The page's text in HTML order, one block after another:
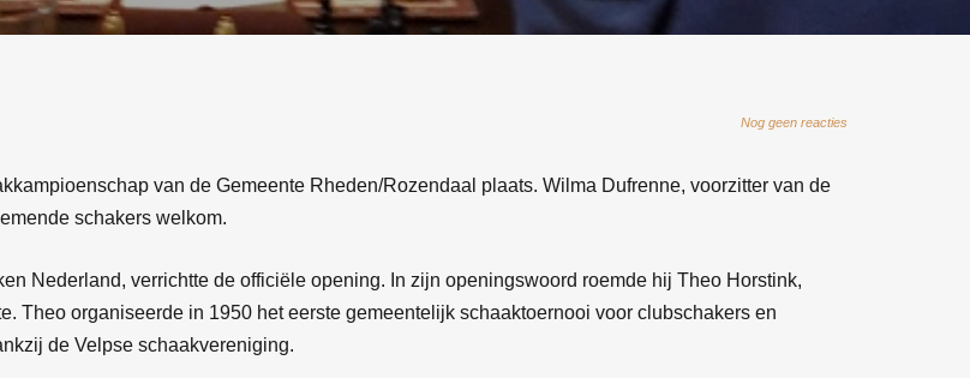
Nog geen reacties
van de Gemeente Rheden/Rozendaal plaats. Wilma Dufrenne, voorzitter van de
schakers welkom.
Nederland, verrichtte de officiële opening. In zijn openingswoord roemde hij Theo Horstink,
Theo organiseerde in 1950 het eerste gemeentelijk schaaktoernooi voor clubschakers en
de Velpse schaakvereniging.